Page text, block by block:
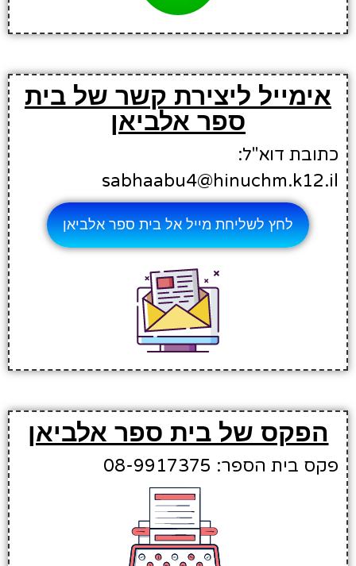
אימייל ליצירת קשר של בית
ספר אלביאן
כתובת דוא"ל:
sabhaabu4@hinuchm.k12.il
לחץ לשליחת מייל אל בית ספר אלביאן
הפקס של בית ספר אלביאן
פקס בית הספר: 08-9917375